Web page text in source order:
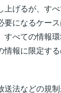
上げるが、す
要になるケー
すべての情報
情報に限定す
送法などの規